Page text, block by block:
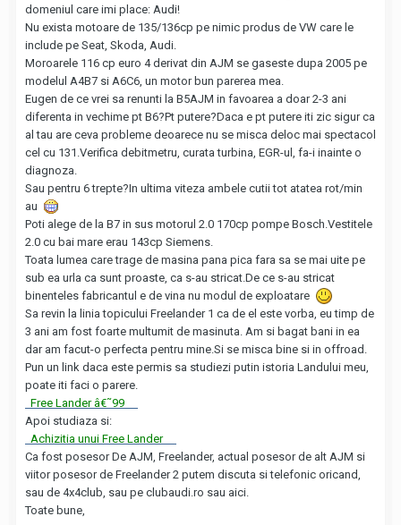
domeniul care imi place: Audi!
Nu exista motoare de 135/136cp pe nimic produs de VW care le
include pe Seat, Skoda, Audi.
Moroarele 116 cp euro 4 derivat din AJM se gaseste dupa 2005 pe
modelul A4B7 si A6C6, un motor bun parerea mea.
Eugen de ce vrei sa renunti la B5AJM in favoarea a doar 2-3 ani
diferenta in vechime pt B6?Pt putere?Daca e pt putere iti zic sigur ca
al tau are ceva probleme deoarece nu se misca deloc mai spectacol
cel cu 131.Verifica debitmetru, curata turbina, EGR-ul, fa-i inainte o
diagnoza.
Sau pentru 6 trepte?In ultima viteza ambele cutii tot atatea rot/min
au
Poti alege de la B7 in sus motorul 2.0 170cp pompe Bosch.Vestitele
2.0 cu bai mare erau 143cp Siemens.
Toata lumea care trage de masina pana pica fara sa se mai uite pe
sub ea urla ca sunt proaste, ca s-au stricat.De ce s-au stricat
binenteles fabricantul e de vina nu modul de exploatare
Sa revin la linia topicului Freelander 1 ca de el este vorba, eu timp de
3 ani am fost foarte multumit de masinuta. Am si bagat bani in ea
dar am facut-o perfecta pentru mine.Si se misca bine si in offroad.
Pun un link daca este permis sa studiezi putin istoria Landului meu,
poate iti faci o parere.
Free Lander â€˜99
Apoi studiaza si:
Achizitia unui Free Lander
Ca fost posesor De AJM, Freelander, actual posesor de alt AJM si
viitor posesor de Freelander 2 putem discuta si telefonic oricand,
sau de 4x4club, sau pe clubaudi.ro sau aici.
Toate bune,